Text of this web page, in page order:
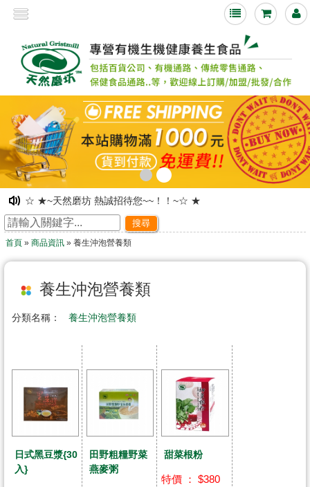
<
☆ ★~天然磨坊 熱誠招待您~~！！~☆ ★
☆ ★~網路旗艦店落成~ 歡迎舊雨新知光臨指教~☆ ★
☆ ★~歡迎光臨~天然磨坊 ~☆ ★
凡購物皆可享有紅利積點!!下次購物時可折抵現金!
☆ ★~歡迎光臨本站~☆ ★
搜尋
首頁» 商品資訊» 養生沖泡營養類
養生沖泡營養類
分類名稱： 養生沖泡營養類
日式黑豆漿{30
入}
田野粗糧野菜
燕麥粥
甜菜根粉
特價 ： $380